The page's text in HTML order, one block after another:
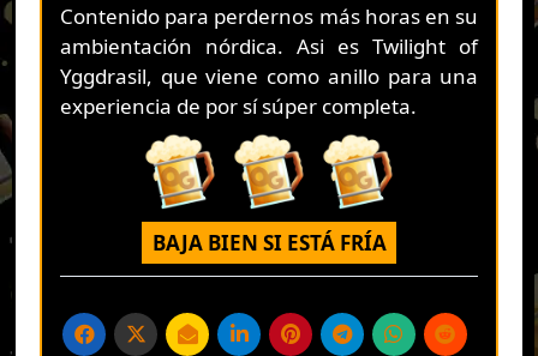
Contenido para perdernos más horas en su
ambientación nórdica. Asi es Twilight of
Yggdrasil, que viene como anillo para una
experiencia de por sí súper completa.
BAJA BIEN SI ESTÁ FRÍA